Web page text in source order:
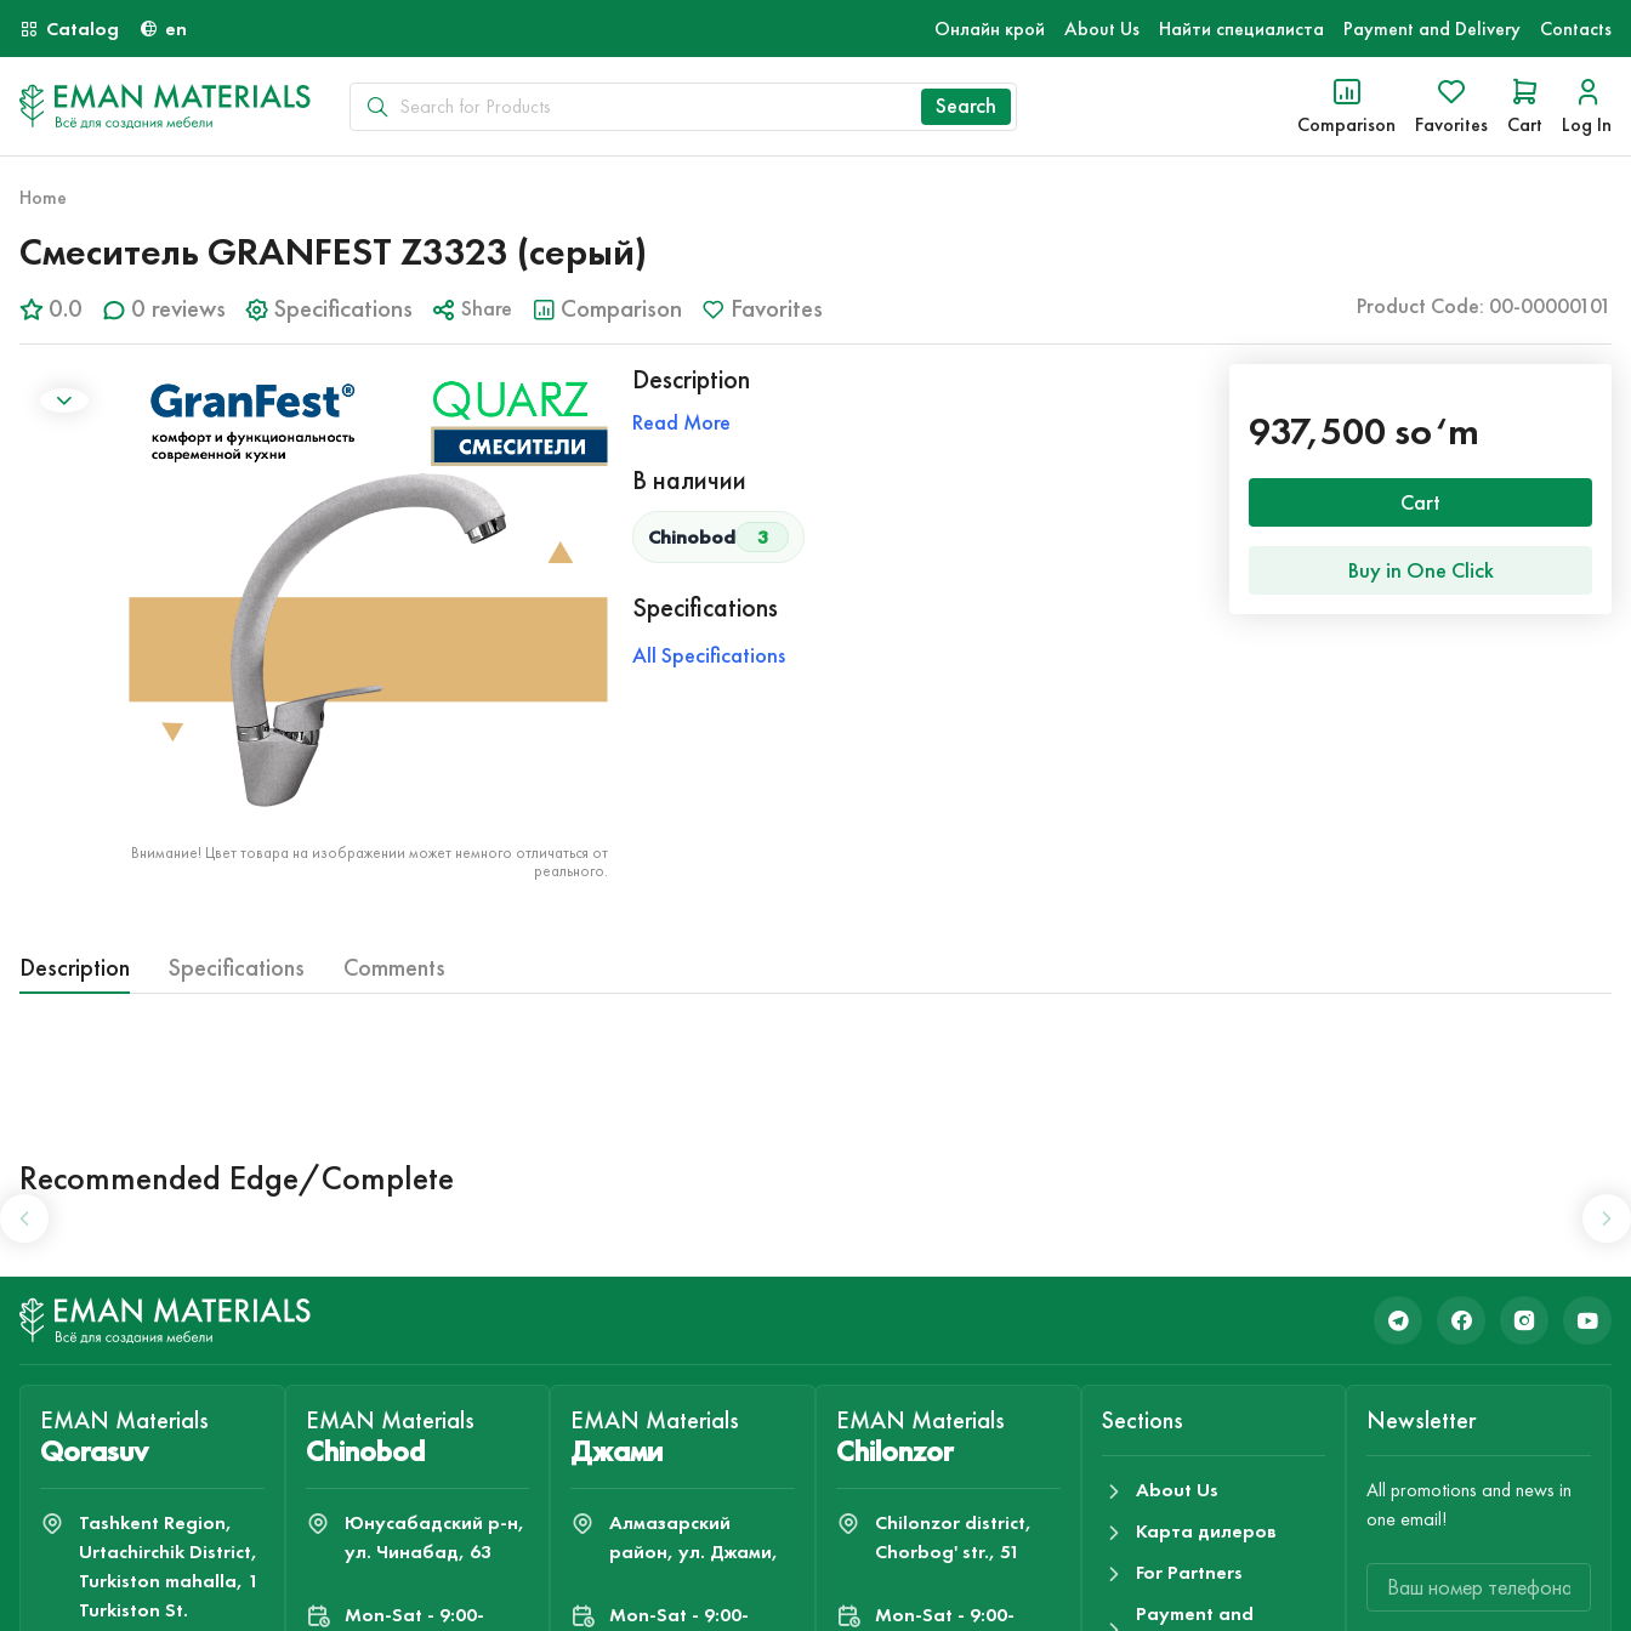
Catalog en Онлайн крой About Us Найти специалиста Payment and Delivery Contacts
Search
Comparison Favorites Cart Log In
Home
Смеситель GRANFEST Z3323 (серый)
0.0 0 reviews Specifications Share Comparison Favorites Product Code: 00-00000101
Внимание! Цвет товара на изображении может немного отличаться от
реального.
Description
Read More
В наличии
Chinobod 3
Specifications
All Specifications
937,500 so‘m
Cart
Buy in One Click
Description Specifications Comments
Recommended Edge/Complete
EMAN Materials
Qorasuv
Tashkent Region,
Urtachirchik District,
Turkiston mahalla, 1
Turkiston St.
EMAN Materials
Chinobod
Юнусабадский р-н,
ул. Чинабад, 63
Mon-Sat - 9:00-
EMAN Materials
Джами
Алмазарский
район, ул. Джами,
Mon-Sat - 9:00-
EMAN Materials
Chilonzor
Chilonzor district,
Chorbog' str., 51
Mon-Sat - 9:00-
Sections
About Us
Карта дилеров
For Partners
Payment and
Newsletter
All promotions and news in
one email!